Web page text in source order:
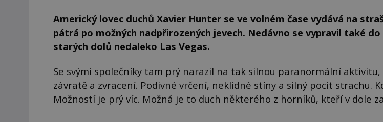
Americký lovec duchů Xavier Hunter se ve volném čase vydává na
pátrá po možných nadpřirozených jevech. Nedávno se vypravil také
starých dolů nedaleko Las Vegas.
Se svými společníky tam prý narazil na tak silnou paranormální aktivitu,
závratě a zvracení. Podivné vrčení, neklidné stíny a silný pocit strachu.
Možností je prý víc. Možná je to duch některého z horníků, kteří v dole